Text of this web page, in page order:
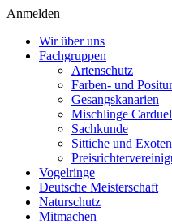
Anmelden
Wir über uns
Fachgruppen
Artenschutz
Farben- und
Gesangskanarien
Mischlinge
Sachkunde
Sittiche und Exoten
Vogelringe
Deutsche Meisterschaft
Naturschutz
Mitmachen